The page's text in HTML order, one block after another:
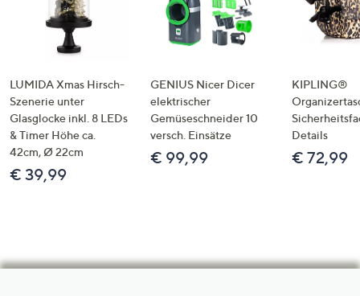
LUMIDA Xmas Hirsch-
Szenerie unter
Glasglocke inkl. 8 LEDs
& Timer Höhe ca.
42cm, Ø 22cm
€ 39,99
GENIUS Nicer Dicer
elektrischer
Gemüseschneider 10
versch. Einsätze
€ 99,99
KIPLING®
Details
€ 72,99